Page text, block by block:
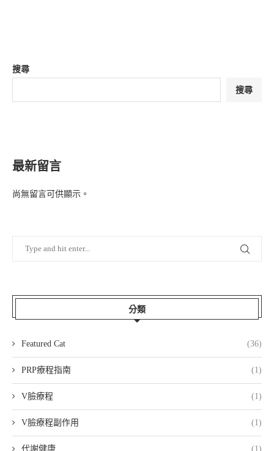
搜尋
搜尋
最新留言
尚無留言可供顯示。
分類
Featured Cat (36)
PRP療程指南 (1)
V臉療程 (1)
V臉療程副作用 (1)
代謝健康 (1)